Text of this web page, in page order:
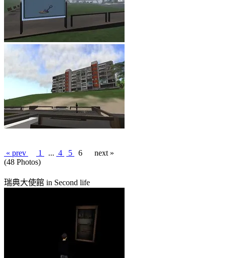
« prev 1 ... 4 5 6
next »
(48 Photos)
瑞典大使館 in Second life